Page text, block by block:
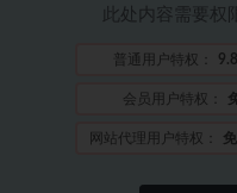
此处内容需要权
普通用户特权：
会员用户特权：
网站代理用户特权：